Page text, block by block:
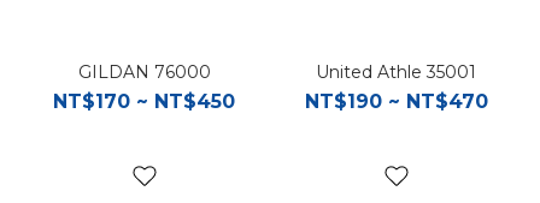
GILDAN 76000
NT$170 ~ NT$450
United Athle 35001
NT$190 ~ NT$470